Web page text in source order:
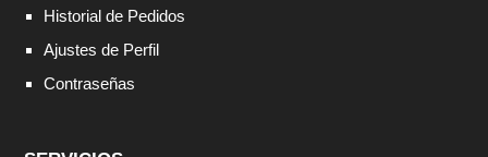
Historial de Pedidos
Ajustes de Perfil
Contraseñas